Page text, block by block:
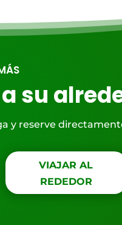
su
y reserve
VIAJAR AL
REDEDOR